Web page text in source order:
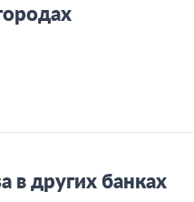
в других банках